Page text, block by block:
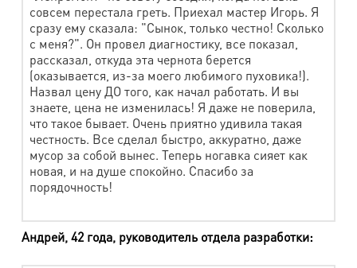
Подстежка меховая
580 руб.
Шапка из искусств. меха
450 руб.
Шуба, дубленка (от 90 см)
1160 руб.
Шуба, дубленка (до 90 см)
790 руб.
Наличие капюшона
220 руб.
Домашний текстиль
Наименование работ
Стоимость
Подушка (синтепон) максим. разм. 60х60
совсем перестала греть. Приехал мастер Игорь. Я
сразу ему сказала: "Сынок, только честно! Сколько
с меня?". Он провел диагностику, все показал,
рассказал, откуда эта чернота берется
(оказывается, из-за моего любимого пуховика!).
Назвал цену ДО того, как начал работать. И вы
знаете, цена не изменилась! Я даже не поверила,
что такое бывает. Очень приятно удивила такая
честность. Все сделал быстро, аккуратно, даже
мусор за собой вынес. Теперь ногавка сияет как
новая, и на душе спокойно. Спасибо за
порядочность!
Андрей, 42 года, руководитель отдела разработки: